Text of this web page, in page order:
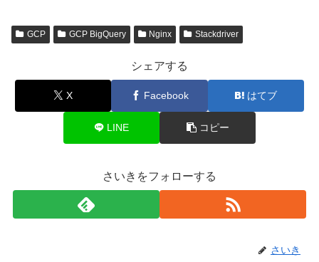
GCP GCP BigQuery Nginx Stackdriver
シェアする
X Facebook はてブ
LINE コピー
さいきをフォローする
さいき